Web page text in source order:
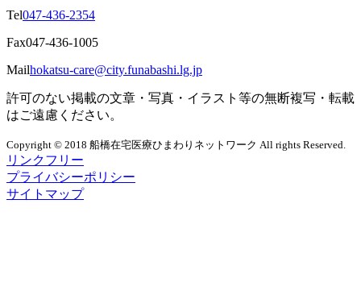
Tel047-436-2354
Fax047-436-1005
Mailhokatsu-care@city.funabashi.lg.jp
許可のない掲載の文章・写真・イラスト等の無断複写・転載
はご遠慮ください。
Copyright © 2018 船橋在宅医療ひまわりネットワーク All rights Reserved.
リンクフリー
プライバシーポリシー
サイトマップ